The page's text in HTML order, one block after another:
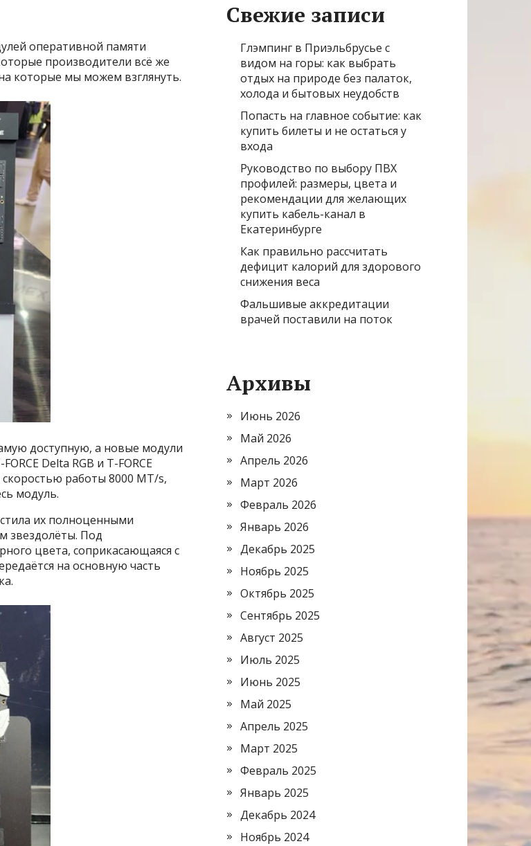
оперативной памяти
производители всё же
которые мы можем взглянуть.
доступную, а новые модули
Delta RGB и T-FORCE
работы 8000 MT/s,
модуль.
их полноценными
звездолёты. Под
цвета, соприкасающаяся с
на основную часть
Свежие записи
Глэмпинг в Приэльбрусье с
видом на горы: как выбрать
отдых на природе без палаток,
холода и бытовых неудобств
Попасть на главное событие: как
купить билеты и не остаться у
входа
Руководство по выбору ПВХ
профилей: размеры, цвета и
рекомендации для желающих
купить кабель-канал в
Екатеринбурге
Как правильно рассчитать
дефицит калорий для здорового
снижения веса
Фальшивые аккредитации
врачей поставили на поток
Архивы
Июнь 2026
Май 2026
Апрель 2026
Март 2026
Февраль 2026
Январь 2026
Декабрь 2025
Ноябрь 2025
Октябрь 2025
Сентябрь 2025
Август 2025
Июль 2025
Июнь 2025
Май 2025
Апрель 2025
Март 2025
Февраль 2025
Январь 2025
Декабрь 2024
Ноябрь 2024